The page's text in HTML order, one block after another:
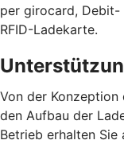
per girocard,
RFID-Ladekarte.
Von der Konzeption
den Aufbau der
Betrieb erhalten Sie